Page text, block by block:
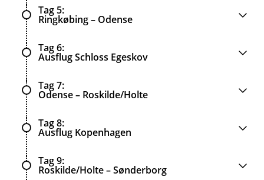
Tag 5
Ringkøbing – Odense
Tag 6
Ausflug Schloss Egeskov
Tag 7
Odense – Roskilde/Holte
Tag 8
Ausflug Kopenhagen
Tag 9
Roskilde/Holte – Sønderborg